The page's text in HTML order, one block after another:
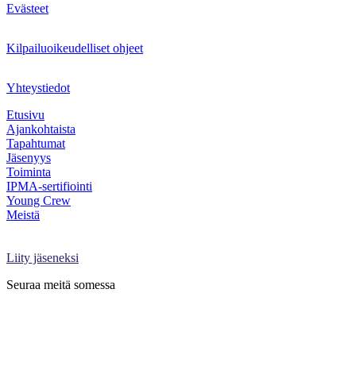
Evästeet
Kilpailuoikeudelliset ohjeet
Yhteystiedot
Etusivu
Ajankohtaista
Tapahtumat
Jäsenyys
Toiminta
IPMA-sertifiointi
Young Crew
Meistä
Liity jäseneksi
Seuraa meitä somessa